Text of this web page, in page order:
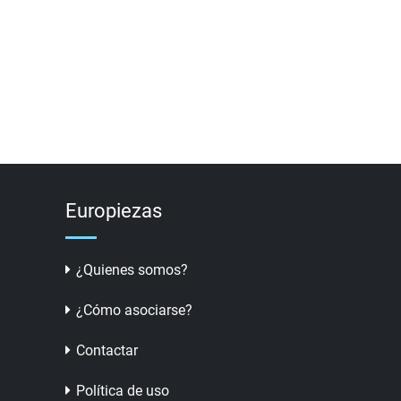
Europiezas
¿Quienes somos?
¿Cómo asociarse?
Contactar
Política de uso